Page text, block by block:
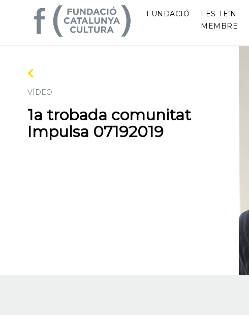
FUNDACIÓ
FES-TE’N
MEMBRE
VÍDEO
1a trobada comunitat
Impulsa 07192019